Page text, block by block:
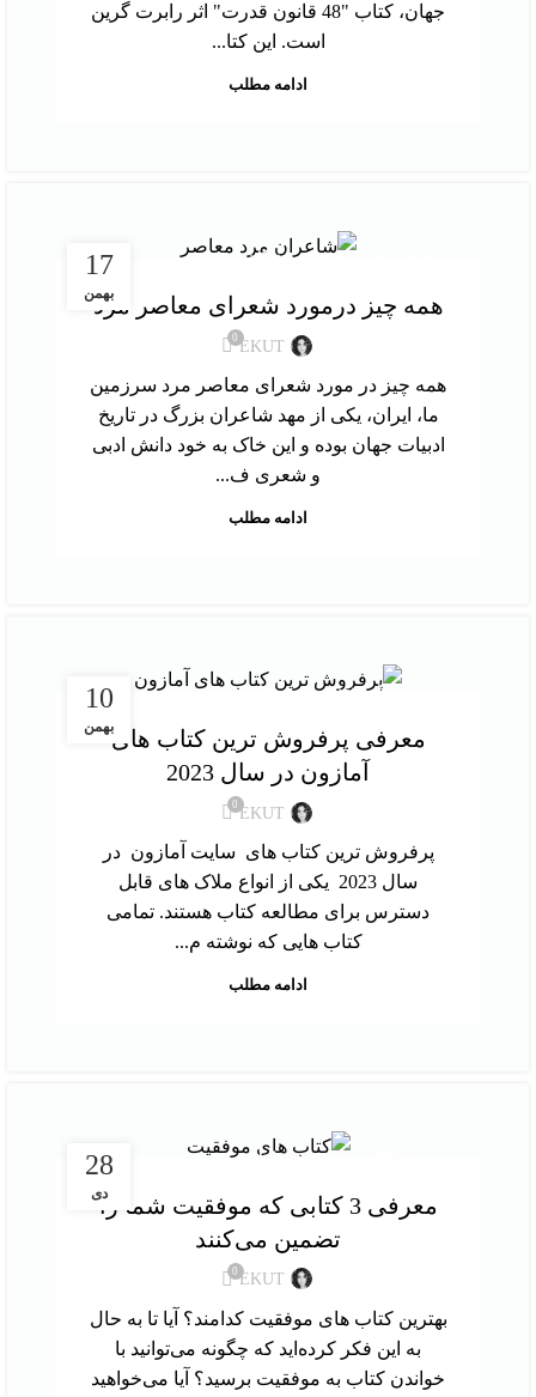
جهان، کتاب "48 قانون قدرت" اثر رابرت گرین
است. این کتا...
ادامه مطلب
17
بهمن
معرفی نویسندگان
همه چیز درمورد شعرای معاصر مرد
EKUT
0
همه چیز در مورد شعرای معاصر مرد سرزمین
ما، ایران، یکی از مهد شاعران بزرگ در تاریخ
ادبیات جهان بوده و این خاک به خود دانش ادبی
و شعری ف...
ادامه مطلب
10
بهمن
معرفی کتاب,نقد و بررسی کتاب
معرفی پرفروش‌ ترین کتاب‌ های
آمازون در سال 2023
EKUT
0
پرفروش‌ ترین کتاب‌ های سایت آمازون در
سال 2023 یکی از انواع ملاک‌ های قابل
دسترس برای مطالعه کتاب هستند. تمامی
کتاب‌ هایی که نوشته م...
ادامه مطلب
28
دی
نقد و بررسی کتاب
معرفی 3 کتابی که موفقیت شما را
تضمین می‌کنند
EKUT
0
بهترین کتاب های موفقیت کدامند؟ آیا تا به حال
به این فکر کرده‌اید که چگونه می‌توانید با
خواندن کتاب به موفقیت برسید؟ آیا می‌خواهید